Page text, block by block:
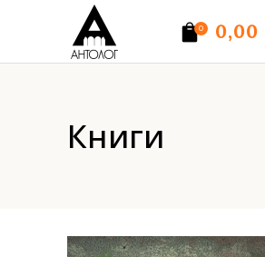
0 0,00
Книги